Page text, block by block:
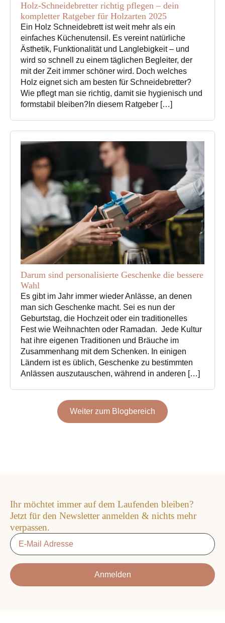
Holz-Schneidebretter richtig pflegen – dein
kompletter Ratgeber für Holzarten 2025
Ein Holz Schneidebrett ist weit mehr als ein
einfaches Küchenutensil. Es vereint natürliche
Ästhetik, Funktionalität und Langlebigkeit – und
wird so schnell zu einem täglichen Begleiter, der
mit der Zeit immer schöner wird. Doch welches
Holz eignet sich am besten für Schneidebretter?
Wie pflegt man sie richtig, damit sie hygienisch und
formstabil bleiben?In diesem Ratgeber […]
Darum sind personalisierte Geschenke die bessere
Wahl
Es gibt im Jahr immer wieder Anlässe, an denen
man sich Geschenke macht. Sei es nun der
Geburtstag, die Hochzeit oder ein traditionelles
Fest wie Weihnachten oder Ramadan. Jede Kultur
hat ihre eigenen Traditionen und Bräuche im
Zusammenhang mit dem Schenken. In einigen
Ländern ist es üblich, Geschenke zu bestimmten
Anlässen auszutauschen, während in anderen […]
Weiter zum Blogbereich
Ihr möchtet immer auf dem Laufenden bleiben?
Jetzt für den Newsletter anmelden & nichts mehr
verpassen.
Email
Anmelden